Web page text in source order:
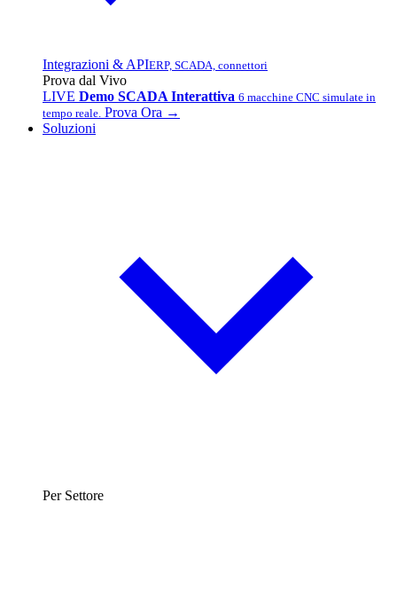
Integrazioni & APIERP, SCADA, connettori
Prova dal Vivo
LIVE Demo SCADA Interattiva 6 macchine CNC simulate in
tempo reale. Prova Ora →
Soluzioni
Per Settore